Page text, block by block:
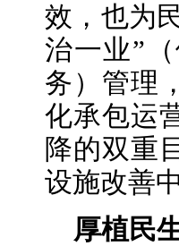
效，也为
治一业”
务）管理
化承包运
降的双重
设施改善
厚植民